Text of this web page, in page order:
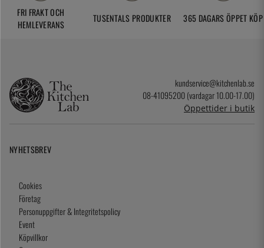
FRI FRAKT OCH
HEMLEVERANS
TUSENTALS PRODUKTER 365 DAGARS ÖPPET KÖP
kundservice@kitchenlab.se
08-41095200 (vardagar 10.00-17.00)
Öppettider i butik
NYHETSBREV
Cookies
Företag
Personuppgifter & Integritetspolicy
Event
Köpvillkor